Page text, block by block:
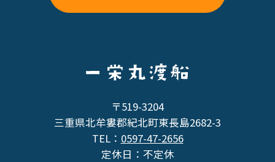
〒519-3204
三重県北牟婁郡紀北町東長島2682-3
TEL： 0597-47-2656
定休日：不定休